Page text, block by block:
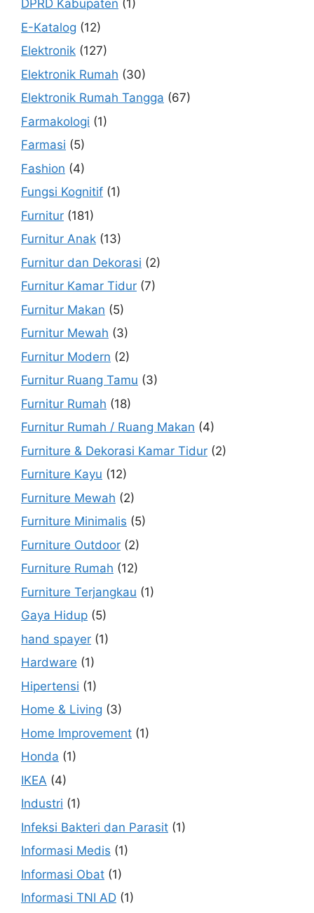
DPRD Kabupaten (1)
E-Katalog (12)
Elektronik (127)
Elektronik Rumah (30)
Elektronik Rumah Tangga (67)
Farmakologi (1)
Farmasi (5)
Fashion (4)
Fungsi Kognitif (1)
Furnitur (181)
Furnitur Anak (13)
Furnitur dan Dekorasi (2)
Furnitur Kamar Tidur (7)
Furnitur Makan (5)
Furnitur Mewah (3)
Furnitur Modern (2)
Furnitur Ruang Tamu (3)
Furnitur Rumah (18)
Furnitur Rumah / Ruang Makan (4)
Furniture & Dekorasi Kamar Tidur (2)
Furniture Kayu (12)
Furniture Mewah (2)
Furniture Minimalis (5)
Furniture Outdoor (2)
Furniture Rumah (12)
Furniture Terjangkau (1)
Gaya Hidup (5)
hand spayer (1)
Hardware (1)
Hipertensi (1)
Home & Living (3)
Home Improvement (1)
Honda (1)
IKEA (4)
Industri (1)
Infeksi Bakteri dan Parasit (1)
Informasi Medis (1)
Informasi Obat (1)
Informasi TNI AD (1)